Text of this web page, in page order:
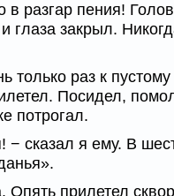
в разгар пения!
глаза закрыл.
только раз к пустому
Посидел,
потрогал.
− сказал я ему. В
Опять прилетел